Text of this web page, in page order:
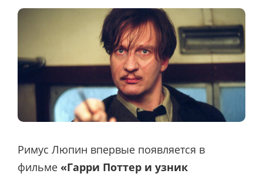
Римус Люпин впервые появляется в
фильме «Гарри Поттер и узник